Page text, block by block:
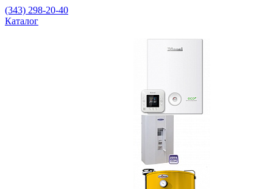
(343) 298-20-40
Каталог